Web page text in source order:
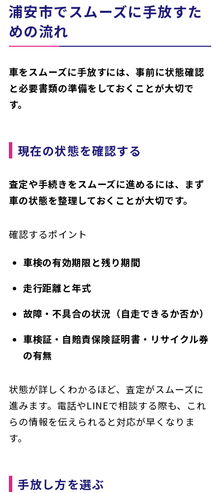
浦安市でスムーズに手放すた
めの流れ
車をスムーズに手放すには、事前に状態確認
と必要書類の準備をしておくことが大切で
す。
現在の状態を確認する
査定や手続きをスムーズに進めるには、まず
車の状態を整理しておくことが大切です。
確認するポイント
車検の有効期限と残り期間
走行距離と年式
故障・不具合の状況（自走できるか否か）
車検証・自賠責保険証明書・リサイクル券
の有無
状態が詳しくわかるほど、査定がスムーズに
進みます。電話やLINEで相談する際も、これ
らの情報を伝えられると対応が早くなりま
す。
手放し方を選ぶ